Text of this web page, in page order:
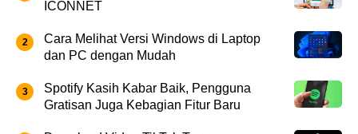
ICONNET
Cara Melihat Versi Windows di Laptop
dan PC dengan Mudah
Spotify Kasih Kabar Baik, Pengguna
Gratisan Juga Kebagian Fitur Baru